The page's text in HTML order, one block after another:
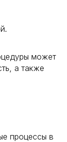
может
а также
процессы в